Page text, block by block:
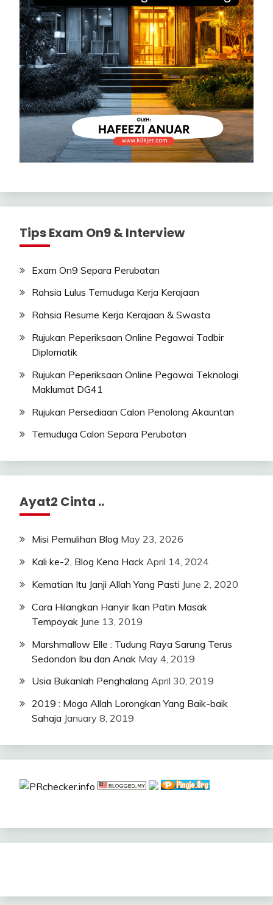
Tips Exam On9 & Interview
Exam On9 Separa Perubatan
Rahsia Lulus Temuduga Kerja Kerajaan
Rahsia Resume Kerja Kerajaan & Swasta
Rujukan Peperiksaan Online Pegawai Tadbir
Diplomatik
Rujukan Peperiksaan Online Pegawai Teknologi
Maklumat DG41
Rujukan Persediaan Calon Penolong Akauntan
Temuduga Calon Separa Perubatan
Ayat2 Cinta ..
Misi Pemulihan Blog May 23, 2026
Kali ke-2, Blog Kena Hack April 14, 2024
Kematian Itu Janji Allah Yang Pasti June 2, 2020
Cara Hilangkan Hanyir Ikan Patin Masak
Tempoyak June 13, 2019
Marshmallow Elle : Tudung Raya Sarung Terus
Sedondon Ibu dan Anak May 4, 2019
Usia Bukanlah Penghalang April 30, 2019
2019 : Moga Allah Lorongkan Yang Baik-baik
Sahaja January 8, 2019